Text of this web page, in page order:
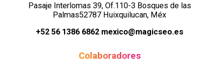
Pasaje Interlomas 39, Of.110-3 Bosques de las
Palmas52787 Huixquilucan, Méx
+52 56 1386 6862 mexico@magicseo.es
Colaboradores